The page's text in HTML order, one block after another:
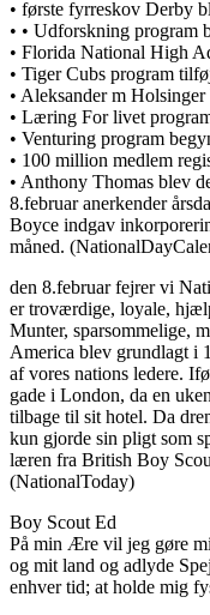
• første fyrreskov Derby
• • Udforskning program
• Florida National High
• Tiger Cubs program
• Aleksander m
• Læring For livet
• Venturing program
• 100 million medlem
• Anthony Thomas blev
8.februar anerkender
Boyce indgav
måned.
den 8.februar fejrer vi
er troværdige, loyale,
Munter, sparsommelige,
America blev grundlagt i
af vores nations ledere.
gade i London, da en
tilbage til sit hotel. Da
kun gjorde sin pligt som
læren fra British Boy
(NationalToday)
Boy Scout Ed
På min Ære vil jeg gøre
og mit land og adlyde
enhver tid; at holde mig